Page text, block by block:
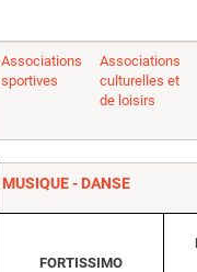
Associations
sportives
Associations
culturelles et
de loisirs
MUSIQUE - DANSE
FORTISSIMO